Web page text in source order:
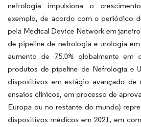
nefrologia impulsiona o
exemplo, de acordo com o periódico
pela Medical Device Network em
de pipeline de nefrologia e urologia
aumento de 75,0% globalmente em
produtos de pipeline de Nefrologia e
dispositivos em estágio avançado de
ensaios clínicos, em processo de
Europa ou no restante do mundo)
dispositivos médicos em 2021, em